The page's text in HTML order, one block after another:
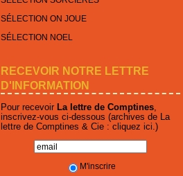
SÉLECTION ON JOUE
SÉLECTION NOEL
RECEVOIR NOTRE LETTRE
D'INFORMATION
Pour recevoir La lettre de Comptines,
inscrivez-vous ci-dessous (archives de La
lettre de Comptines & Cie : cliquez ici .)
M'inscrire